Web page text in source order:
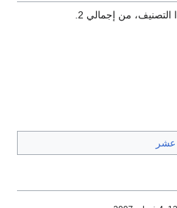
التصنيف، من إجمالي 2.
عشر